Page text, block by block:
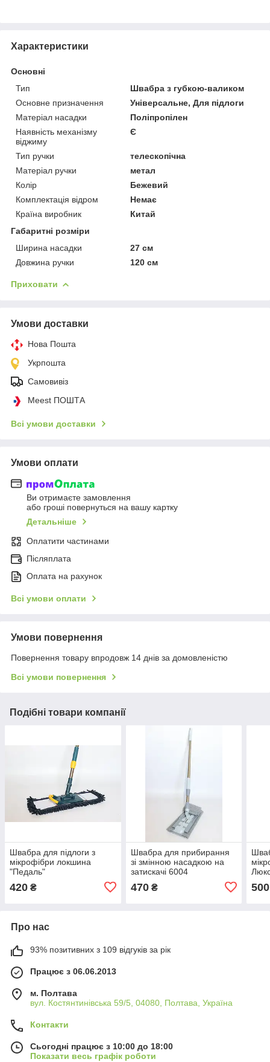
Характеристики
Основні
Тип
Швабра з губкою-валиком
Основне призначення
Універсальне, Для підлоги
Матеріал насадки
Поліпропілен
Наявність механізму
віджиму
Є
Тип ручки
телескопічна
Матеріал ручки
метал
Колір
Бежевий
Комплектація відром
Немає
Країна виробник
Китай
Габаритні розміри
Ширина насадки
27 см
Довжина ручки
120 см
Приховати
Умови доставки
Нова Пошта
Укрпошта
Самовивіз
Meest ПОШТА
Всі умови доставки
Умови оплати
Ви отримаєте замовлення
або гроші повернуться на вашу картку
Детальніше
Оплатити частинами
Післяплата
Оплата на рахунок
Всі умови оплати
Умови повернення
Повернення товару впродовж 14 днів за домовленістю
Всі умови повернення
Подібні товари компанії
Швабра для підлоги з
мікрофібри локшина
"Педаль"
420 ₴
Швабра для прибирання
зі змінною насадкою на
затискачі 6004
470₴ 500
Про нас
93% позитивних з 109 відгуків за рік
Працює з 06.06.2013
м. Полтава
вул. Костянтинівська 59/5, 04080, Полтава, Україна
Контакти
Сьогодні працює з 10:00 до 18:00
Показати весь графік роботи